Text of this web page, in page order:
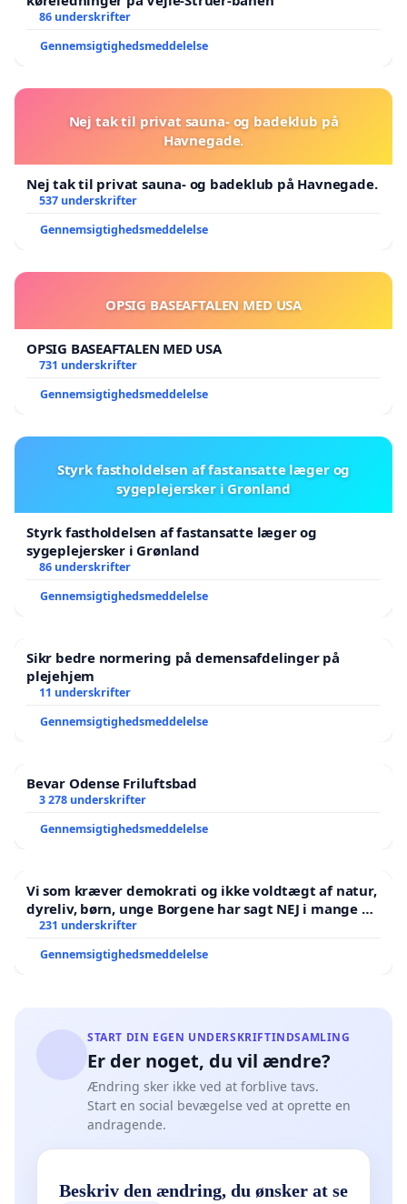
86 underskrifter
Gennemsigtighedsmeddelelse
Nej tak til privat sauna- og badeklub på
Havnegade.
Nej tak til privat sauna- og badeklub på Havnegade.
537 underskrifter
Gennemsigtighedsmeddelelse
OPSIG BASEAFTALEN MED USA
OPSIG BASEAFTALEN MED USA
731 underskrifter
Gennemsigtighedsmeddelelse
Styrk fastholdelsen af fastansatte læger og
sygeplejersker i Grønland
Styrk fastholdelsen af fastansatte læger og
sygeplejersker i Grønland
86 underskrifter
Gennemsigtighedsmeddelelse
Sikr bedre normering på demensafdelinger på
plejehjem
11 underskrifter
Gennemsigtighedsmeddelelse
Bevar Odense Friluftsbad
3 278 underskrifter
Gennemsigtighedsmeddelelse
Vi som kræver demokrati og ikke voldtægt af natur,
dyreliv, børn, unge Borgene har sagt NEJ i mange år.
Der er
231 underskrifter
Gennemsigtighedsmeddelelse
START DIN EGEN UNDERSKRIFTINDSAMLING
Er der noget, du vil ændre?
Ændring sker ikke ved at forblive tavs.
Start en social bevægelse ved at oprette en
andragende.
Beskriv den ændring, du ønsker at se